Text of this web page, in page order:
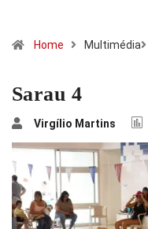
Home Multimédia
Sarau 4
Virgílio Martins